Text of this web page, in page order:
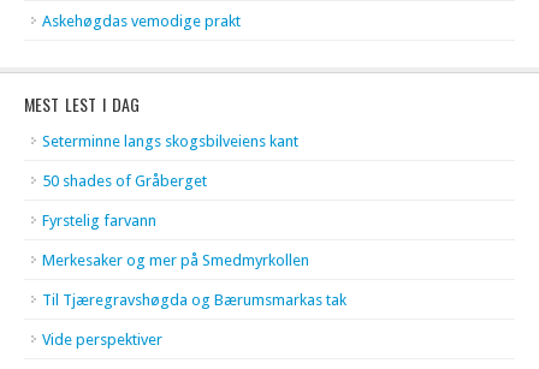
Askehøgdas vemodige prakt
MEST LEST I DAG
Seterminne langs skogsbilveiens kant
50 shades of Gråberget
Fyrstelig farvann
Merkesaker og mer på Smedmyrkollen
Til Tjæregravshøgda og Bærumsmarkas tak
Vide perspektiver